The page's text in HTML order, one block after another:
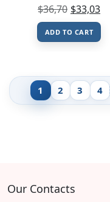
$36,70 $33,03
ADD TO CART
1 2 3 4
Our Contacts